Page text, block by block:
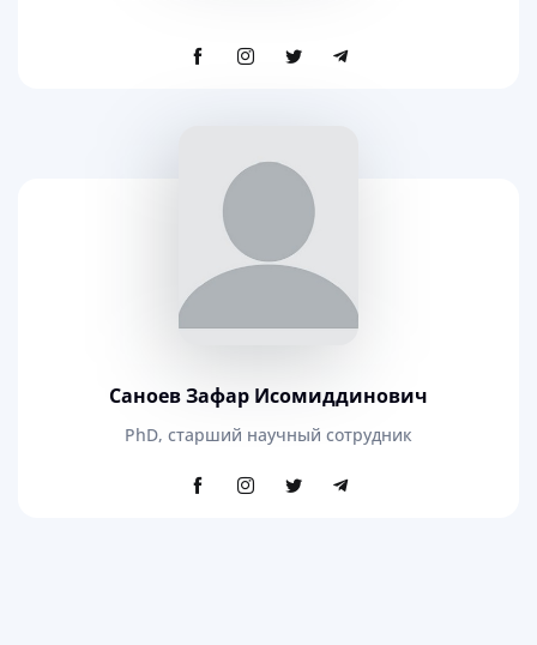
Саноев Зафар Исомиддинович
PhD, старший научный сотрудник